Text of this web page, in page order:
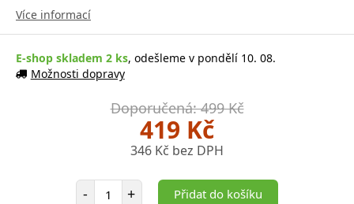
Více informací
E-shop skladem 2 ks, odešleme v pondělí 10. 08.
Možnosti dopravy
Doporučená: 499 Kč
419 Kč
346 Kč bez DPH
- Počet položek
+ Přidat do košíku